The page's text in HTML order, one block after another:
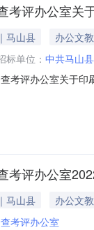
考评办公室关
马山县
办公文教
标单位： 中共马山
考评办公室关于
数量单价(元)总
考评办公室
马山县
办公文教
考评办公室